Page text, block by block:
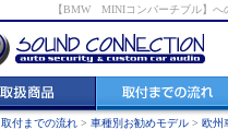
【BMW MINIコンバーチブル】へ
取付までの流れ > 車種別お勧めモデル > 欧州